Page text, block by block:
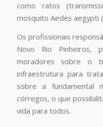
como ratos
mosquito Aedes aegypti
Os profissionais
Novo Rio Pinheiros,
moradores sobre o
infraestrutura para
sobre a fundamental
córregos, o que
vida para todos.